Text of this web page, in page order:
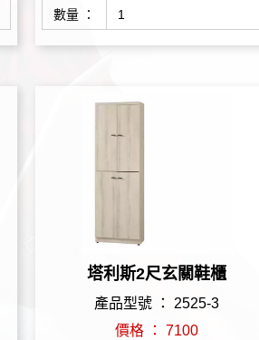
數量 ：
塔利斯2尺玄關鞋櫃
產品型號 ： 2525-3
價格 ： 7100